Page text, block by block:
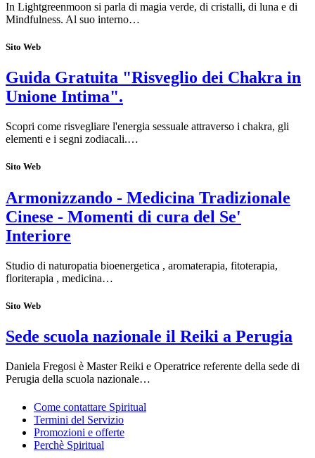
In Lightgreenmoon si parla di magia verde, di cristalli, di luna e di
Mindfulness. Al suo interno…
Sito Web
Guida Gratuita "Risveglio dei Chakra in
Unione Intima".
Scopri come risvegliare l'energia sessuale attraverso i chakra, gli
elementi e i segni zodiacali.…
Sito Web
Armonizzando - Medicina Tradizionale
Cinese - Momenti di cura del Se'
Interiore
Studio di naturopatia bioenergetica , aromaterapia, fitoterapia,
floriterapia , medicina…
Sito Web
Sede scuola nazionale il Reiki a Perugia
Daniela Fregosi è Master Reiki e Operatrice referente della sede di
Perugia della scuola nazionale…
Come contattare Spiritual
Termini del Servizio
Promozioni e offerte
Perchè Spiritual